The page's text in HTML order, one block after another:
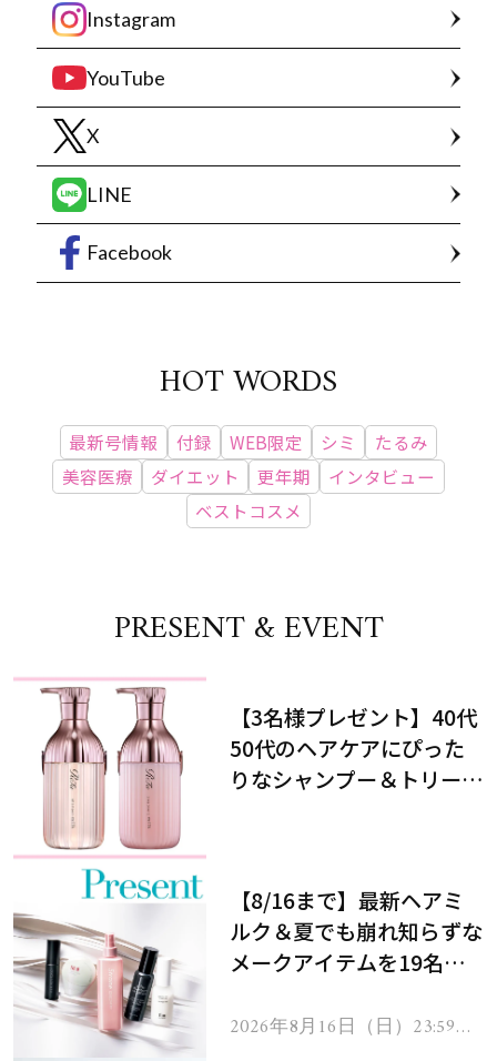
Instagram
YouTube
X
LINE
Facebook
HOT WORDS
最新号情報 付録 WEB限定 シミ
たるみ
美容医療
ダイエット 更年期
インタビュー
ベストコスメ
PRESENT & EVENT
【3名様プレゼント】40代
50代のヘアケアにぴった
りなシャンプー＆トリート
【8/16まで】最新ヘアミ
ルク＆夏でも崩れ知らずな
メークアイテムを19名様
2026年8月16日（日）23:59ま